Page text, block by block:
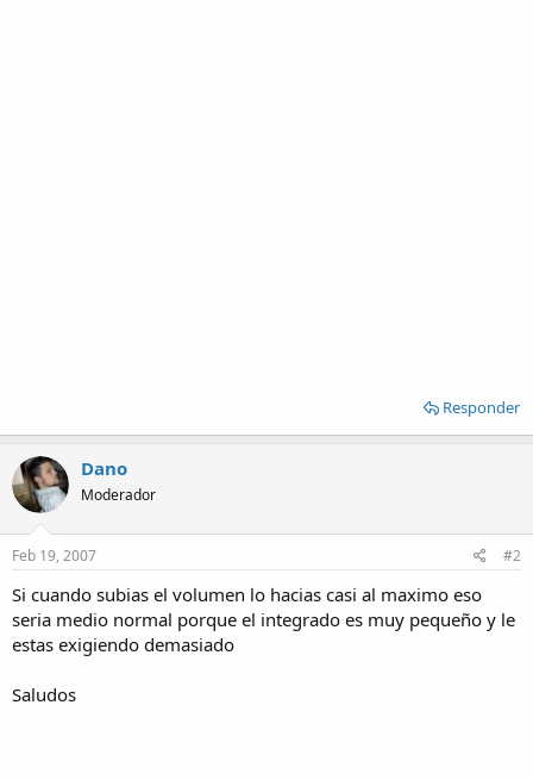
Responder
Dano
Moderador
Feb 19, 2007 #2
Si cuando subias el volumen lo hacias casi al maximo eso
seria medio normal porque el integrado es muy pequeño y le
estas exigiendo demasiado
Saludos